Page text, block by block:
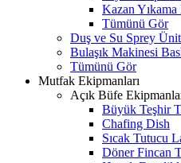
Kazan
Tümünü Gör
Duş ve Su Sprey
Bulaşık Makinesi
Tümünü Gör
Mutfak Ekipmanları
Açık Büfe
Büyük Teşhir
Chafing Dish
Sıcak Tutucu
Döner Fincan